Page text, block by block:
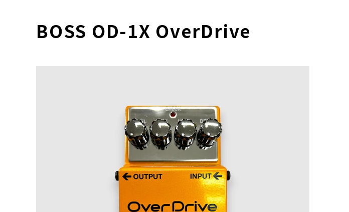
BOSS OD-1X OverDrive